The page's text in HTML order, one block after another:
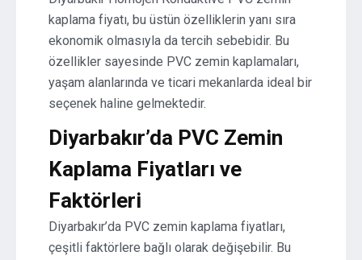
kaplama fiyatı, bu üstün özelliklerin yanı sıra
ekonomik olmasıyla da tercih sebebidir. Bu
özellikler sayesinde PVC zemin kaplamaları,
yaşam alanlarında ve ticari mekanlarda ideal bir
seçenek haline gelmektedir.
Diyarbakır’da PVC Zemin
Kaplama Fiyatları ve
Faktörleri
Diyarbakır’da PVC zemin kaplama fiyatları,
çeşitli faktörlere bağlı olarak değişebilir. Bu